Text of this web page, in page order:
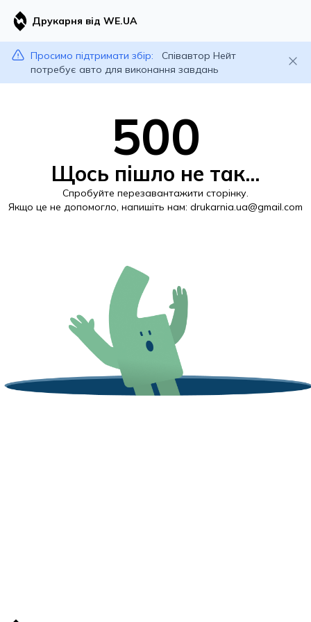
Друкарня від WE.UA
Просимо підтримати збір:
Співавтор Нейт
потребує авто для виконання завдань
500
Щось пішло не так...
Спробуйте перезавантажити сторінку.
Якщо це не допомогло, напишіть нам: drukarnia.ua@gmail.com